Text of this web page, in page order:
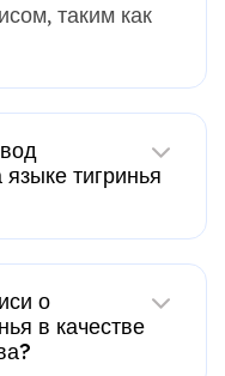
таким как
тигринья
о
в качестве